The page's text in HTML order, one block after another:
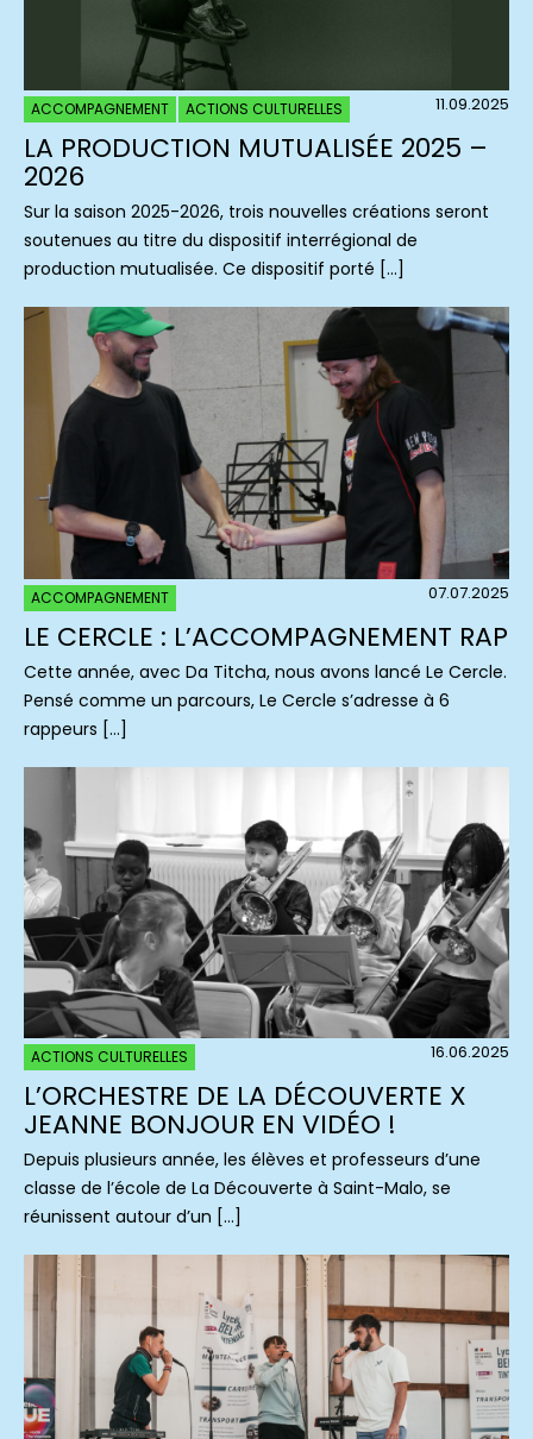
ACCOMPAGNEMENT ACTIONS CULTURELLES 11.09.2025
LA PRODUCTION MUTUALISÉE 2025 –
2026
Sur la saison 2025-2026, trois nouvelles créations seront
soutenues au titre du dispositif interrégional de
production mutualisée. Ce dispositif porté […]
ACCOMPAGNEMENT 07.07.2025
LE CERCLE : L’ACCOMPAGNEMENT RAP
Cette année, avec Da Titcha, nous avons lancé Le Cercle.
Pensé comme un parcours, Le Cercle s’adresse à 6
rappeurs […]
ACTIONS CULTURELLES 16.06.2025
L’ORCHESTRE DE LA DÉCOUVERTE X
JEANNE BONJOUR EN VIDÉO !
Depuis plusieurs année, les élèves et professeurs d’une
classe de l’école de La Découverte à Saint-Malo, se
réunissent autour d’un […]